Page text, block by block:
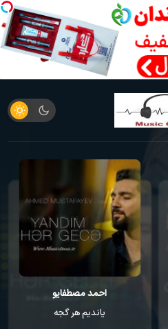
احمد مصطفایو
یاندیم هر گجه